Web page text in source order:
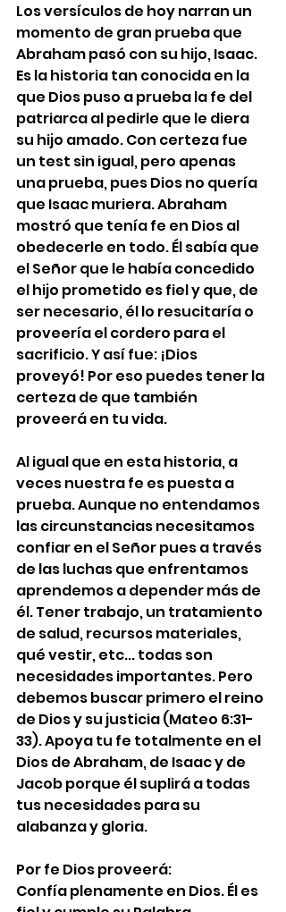
Los versículos de hoy narran un
momento de gran prueba que
Abraham pasó con su hijo, Isaac.
Es la historia tan conocida en la
que Dios puso a prueba la fe del
patriarca al pedirle que le diera
su hijo amado. Con certeza fue
un test sin igual, pero apenas
una prueba, pues Dios no quería
que Isaac muriera. Abraham
mostró que tenía fe en Dios al
obedecerle en todo. Él sabía que
el Señor que le había concedido
el hijo prometido es fiel y que, de
ser necesario, él lo resucitaría o
proveería el cordero para el
sacrificio. Y así fue: ¡Dios
proveyó! Por eso puedes tener la
certeza de que también
proveerá en tu vida.
Al igual que en esta historia, a
veces nuestra fe es puesta a
prueba. Aunque no entendamos
las circunstancias necesitamos
confiar en el Señor pues a través
de las luchas que enfrentamos
aprendemos a depender más de
él. Tener trabajo, un tratamiento
de salud, recursos materiales,
qué vestir, etc... todas son
necesidades importantes. Pero
debemos buscar primero el reino
de Dios y su justicia (Mateo 6:31-
33). Apoya tu fe totalmente en el
Dios de Abraham, de Isaac y de
Jacob porque él suplirá a todas
tus necesidades para su
alabanza y gloria.
Por fe Dios proveerá:
Confía plenamente en Dios. Él es